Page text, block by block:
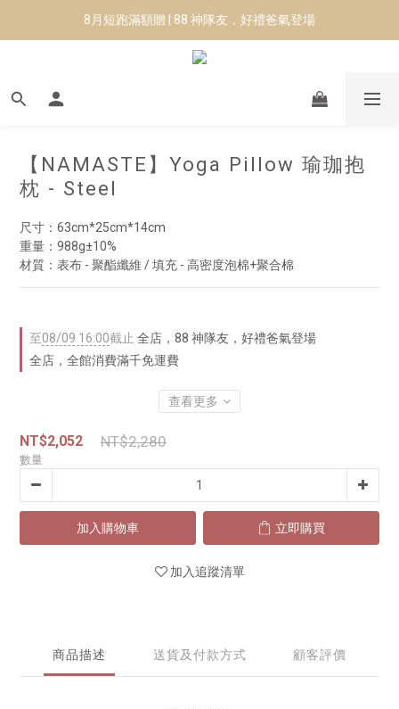
8月短跑滿額贈 | 88 神隊友，好禮爸氣登場
8月短跑滿額贈 | 88 神隊友，好禮爸氣登場
✨CURARING-韓國多功能深層按摩環｜新品預購88折！✨
Manduka-跟著青蛙去旅行｜快閃第二站-台南
【NAMASTE】Yoga Pillow 瑜珈抱
枕 - Steel
尺寸：63cm*25cm*14cm
重量：988g±10%
材質：表布 - 聚酯纖維 / 填充 - 高密度泡棉+聚合棉
至08/09 16:00截止 全店，88 神隊友，好禮爸氣登場
全店，全館消費滿千免運費
查看更多
NT$2,052 NT$2,280
數量
加入購物車 立即購買
加入追蹤清單
商品描述 送貨及付款方式 顧客評價